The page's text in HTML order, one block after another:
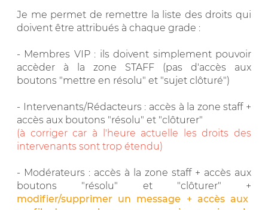
Je me permet de remettre la liste des droits qui
doivent être attribués à chaque grade :
- Membres VIP : ils doivent simplement pouvoir
accèder à la zone STAFF (pas d'accès aux
boutons "mettre en résolu" et "sujet clôturé")
- Intervenants/Rédacteurs : accès à la zone staff +
accès aux boutons "résolu" et "clôturer"
(à corriger car à l'heure actuelle les droits des
intervenants sont trop étendu)
- Modérateurs : accès à la zone staff + accès aux
boutons "résolu" et "clôturer" +
modifier/supprimer un message + accès aux